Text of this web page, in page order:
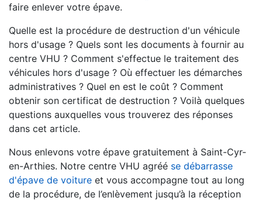
faire enlever votre épave.
Quelle est la procédure de destruction d'un véhicule
hors d'usage ? Quels sont les documents à fournir au
centre VHU ? Comment s'effectue le traitement des
véhicules hors d'usage ? Où effectuer les démarches
administratives ? Quel en est le coût ? Comment
obtenir son certificat de destruction ? Voilà quelques
questions auxquelles vous trouverez des réponses
dans cet article.
Nous enlevons votre épave gratuitement à Saint-Cyr-
en-Arthies. Notre centre VHU agréé se débarrasse
d'épave de voiture et vous accompagne tout au long
de la procédure, de l’enlèvement jusqu’à la réception